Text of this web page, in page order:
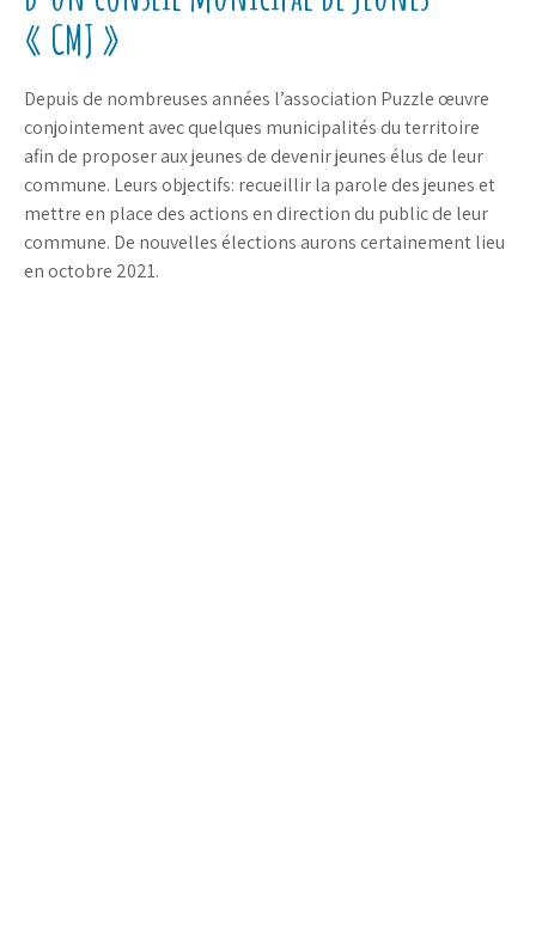
« CMJ »
Depuis de nombreuses années l’association Puzzle œuvre
conjointement avec quelques municipalités du territoire
afin de proposer aux jeunes de devenir jeunes élus de leur
commune. Leurs objectifs: recueillir la parole des jeunes et
mettre en place des actions en direction du public de leur
commune. De nouvelles élections aurons certainement lieu
en octobre 2021.